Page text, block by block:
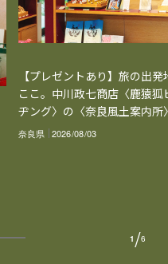
【プレゼントあり】旅の出発
ここ。中川政七商店〈鹿猿狐
ヂング〉の〈奈良風土案内所
奈良県 2026/08/03
1 /6